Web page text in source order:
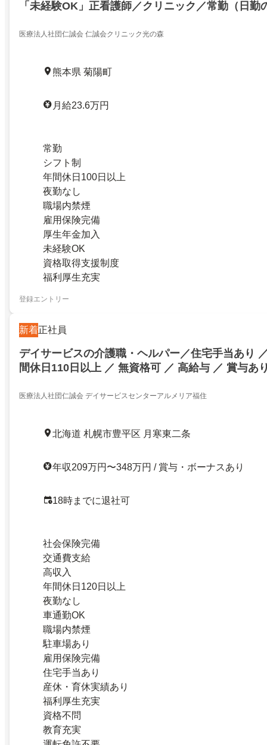
「未経験OK」正看護師／クリニック／常勤（日勤
医療法人社団仁誠会 仁誠会クリニック光の森
熊本県 菊陽町
月給23.6万円
常勤
シフト制
年間休日100日以上
夜勤なし
職場内禁煙
雇用保険完備
厚生年金加入
未経験OK
資格取得支援制度
福利厚生充実
登録エントリー
新着正社員
デイサービスの介護職・ヘルパー／住宅手当あり
間休日110日以上 ／ 無資格可 ／ 高給与 ／ 賞与あ
医療法人社団仁誠会 デイサービスセンターアルメリア福住
北海道 札幌市豊平区 月寒東二条
年収209万円〜348万円 / 賞与・ボーナスあり
18時までに退社可
社会保険完備
交通費支給
高収入
年間休日120日以上
夜勤なし
車通勤OK
職場内禁煙
駐車場あり
雇用保険完備
住宅手当あり
産休・育休実績あり
福利厚生充実
資格不問
教育充実